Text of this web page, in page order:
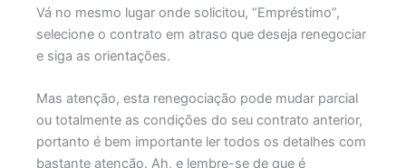
Vá no mesmo lugar onde solicitou, “Empréstimo”,
selecione o contrato em atraso que deseja renegociar
e siga as orientações.
Mas atenção, esta renegociação pode mudar parcial
ou totalmente as condições do seu contrato anterior,
portanto é bem importante ler todos os detalhes com
bastante atenção. Ah, e lembre-se de que é